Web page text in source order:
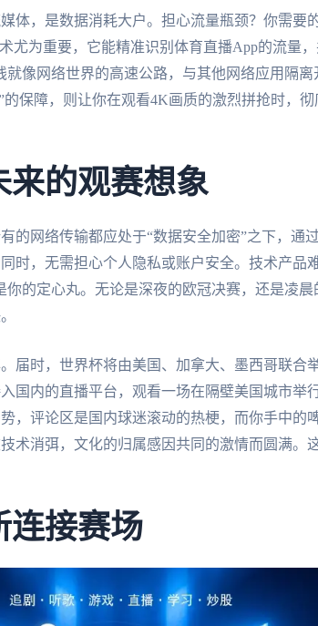
体，是数据消耗大户。担心流量瓶颈？你需要
尤为重要，它能精准识别体育直播App的流量
就像网络世界的高速公路，与其他网络应用隔
保障，则让你在观看4K画质的激烈拼抢时，彻
来的观赛想象
的网络传输都应处于“数据安全加密”之下，通
时，无需担心个人隐私或账户安全。技术产品
你的定心丸。无论是深夜的欧冠决赛，还是凌
届时，世界杯将由美国、加拿大、墨西哥联合
国内的直播平台，观看一场在隔壁美国城市举
，评论区是国内球迷滚动的热梗，而你手中的
术消弭，文化的归属感因共同的激情而圆满。
连接赛场